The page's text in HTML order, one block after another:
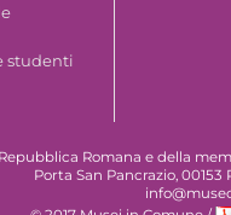
studenti
Romana e della
Porta San Pancrazio, 00153